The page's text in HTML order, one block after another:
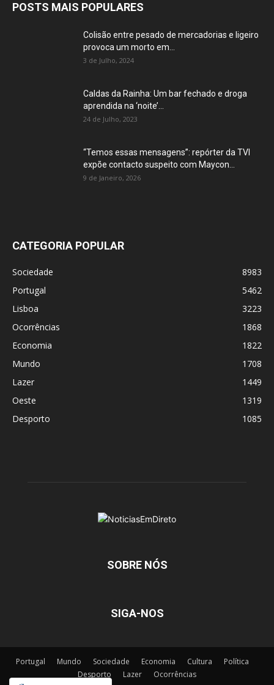
POSTS MAIS POPULARES
Colisão entre pesado de mercadorias e ligeiro
provoca um morto em...
3 de Julho, 2024
Caldas da Rainha: Um bar fechado e droga
aprendida na ‘noite’...
24 de Julho, 2023
“Temos essas mensagens”: repórter da TVI
expõe contacto suspeito com Maycon...
9 de Janeiro, 2026
CATEGORIA POPULAR
Sociedade
8983
Portugal
5462
Lisboa
3223
Ocorrências
1868
Economia
1822
Mundo
1708
Lazer
1449
Oeste
1319
Desporto
1085
SOBRE NÓS
SIGA-NOS
Portugal Mundo Sociedade Economia Cultura
Política
Desporto
Lazer Ocorrências